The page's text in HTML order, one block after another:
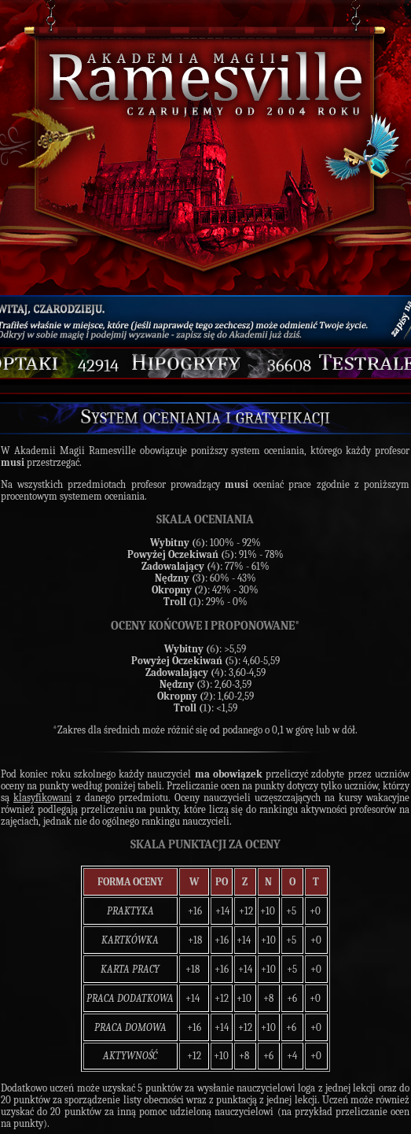
42914 36608
System oceniania i gratyfikacji
W Akademii Magii Ramesville obowiązuje poniższy system oceniania, którego każdy profesor
musi przestrzegać.
Na wszystkich przedmiotach profesor prowadzący musi oceniać prace zgodnie z poniższym
procentowym systemem oceniania.
SKALA OCENIANIA
Wybitny (6): 100% - 92%
Powyżej Oczekiwań (5): 91% - 78%
Zadowalający (4): 77% - 61%
Nędzny (3): 60% - 43%
Okropny (2): 42% - 30%
Troll (1): 29% - 0%
OCENY KOŃCOWE I PROPONOWANE*
Wybitny (6): >5,59
Powyżej Oczekiwań (5): 4,60-5,59
Zadowalający (4): 3,60-4,59
Nędzny (3): 2,60-3,59
Okropny (2): 1,60-2,59
Troll (1): <1,59
*Zakres dla średnich może różnić się od podanego o 0,1 w górę lub w dół.
Pod koniec roku szkolnego każdy nauczyciel ma obowiązekprzeliczyć zdobyte przez uczniów
oceny na punkty według poniżej tabeli. Przeliczanie ocen na punkty dotyczy tylko uczniów, którzy
są klasyfikowani z danego przedmiotu. Oceny nauczycieli uczęszczających na kursy wakacyjne
również podlegają przeliczeniu na punkty, które liczą się do rankingu aktywności profesorów na
zajęciach, jednak nie do ogólnego rankingu nauczycieli.
SKALA PUNKTACJI ZA OCENY
FORMA OCENY W PO Z N O T
PRAKTYKA +16 +14 +12 +10 +5 +0
KARTKÓWKA +18 +16 +14 +10 +5 +0
KARTA PRACY +18 +16 +14 +10 +5 +0
PRACA DODATKOWA +14 +12 +10 +8 +6 +0
PRACA DOMOWA +16 +14 +12 +10 +6 +0
AKTYWNOŚĆ +12 +10 +8 +6 +4 +0
Dodatkowo uczeń może uzyskać5 punktów za wysłanie nauczycielowi loga z jednej lekcji oraz do
20 punktów za sporządzenie listy obecności wraz z punktacją z jednej lekcji. Uczeń może również
uzyskać do 20 punktów za inną pomoc udzieloną nauczycielowi (na przykład przeliczanie ocen
na punkty).